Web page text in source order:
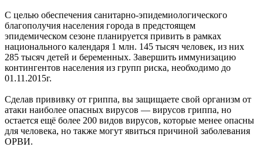
С целью обеспечения санитарно-эпидемиологического
благополучия населения города в предстоящем
эпидемическом сезоне планируется привить в рамках
национального календаря 1 млн. 145 тысяч человек, из них
285 тысяч детей и беременных. Завершить иммунизацию
контингентов населения из групп риска, необходимо до
01.11.2015г.
Сделав прививку от гриппа, вы защищаете свой организм от
атаки наиболее опасных вирусов — вирусов гриппа, но
остается ещё более 200 видов вирусов, которые менее опасны
для человека, но также могут явиться причиной заболевания
ОРВИ.